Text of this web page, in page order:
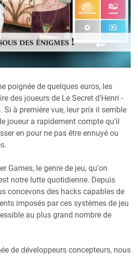
poignée de quelques euros, les
des joueurs de Le Secret d'Henri -
à première vue, leur prix il semble
joueur a rapidement compte qu’il
en pour ne pas être ennuyé ou
Games, le genre de jeu, qu'on
notre lutte quotidienne. Depuis
concevons des hacks capables de
imposés par ces systèmes de jeu
au plus grand nombre de
de développeurs concepteurs, nous